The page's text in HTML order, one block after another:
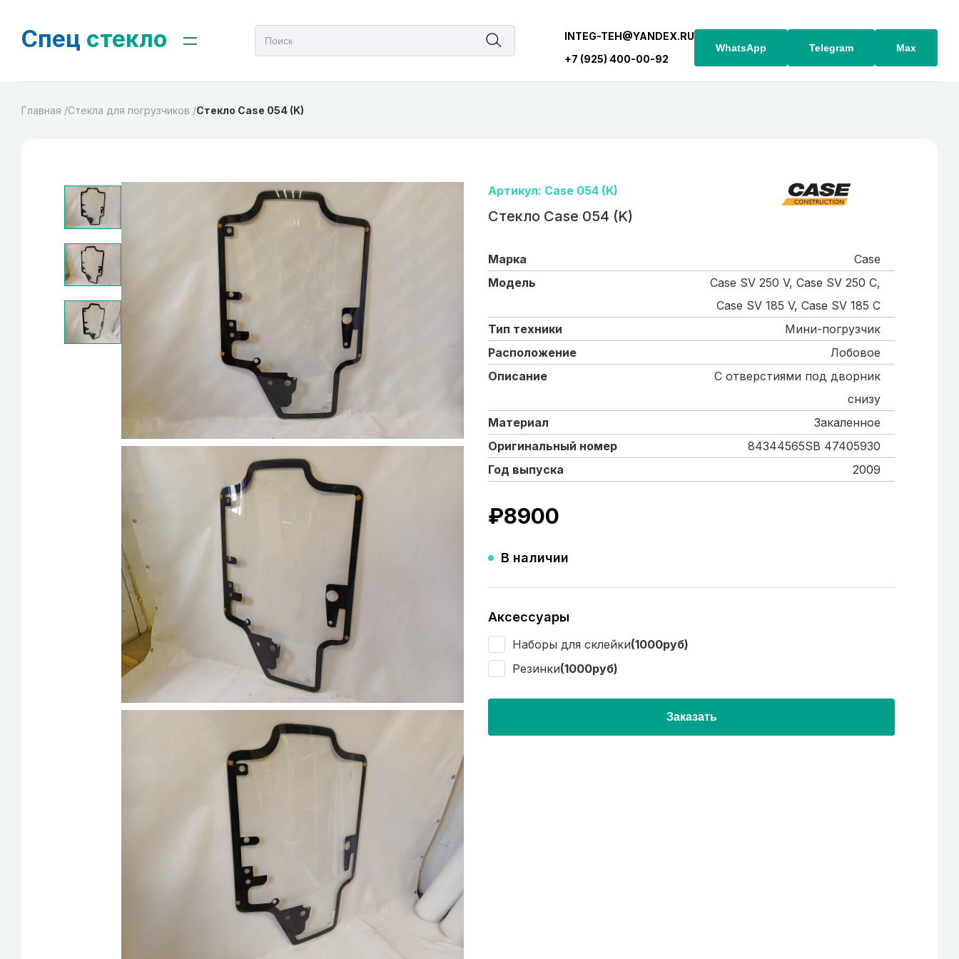
Спец стекло
INTEG-TEH@YANDEX.RU
+7 (925) 400-00-92
WhatsApp Telegram Max
Главная /Стекла для погрузчиков /Стекло Case 054 (K)
Артикул: Case 054 (K)
Стекло Case 054 (K)
Марка
Case
Модель
Case SV 250 V, Case SV 250 C,
Case SV 185 V, Case SV 185 C
Тип техники
Мини-погрузчик
Расположение
Лобовое
Описание
С отверстиями под дворник
снизу
Материал
Закаленное
Оригинальный номер
84344565SB 47405930
Год выпуска
2009
₽8900
В наличии
Аксессуары
Наборы для склейки(1000руб)
Резинки(1000руб)
Заказать